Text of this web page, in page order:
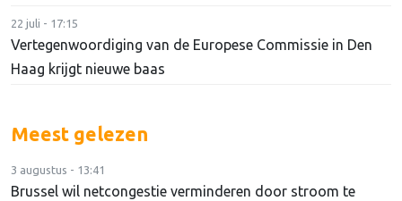
22 juli - 17:15
Vertegenwoordiging van de Europese Commissie in Den
Haag krijgt nieuwe baas
Meest gelezen
3 augustus - 13:41
Brussel wil netcongestie verminderen door stroom te